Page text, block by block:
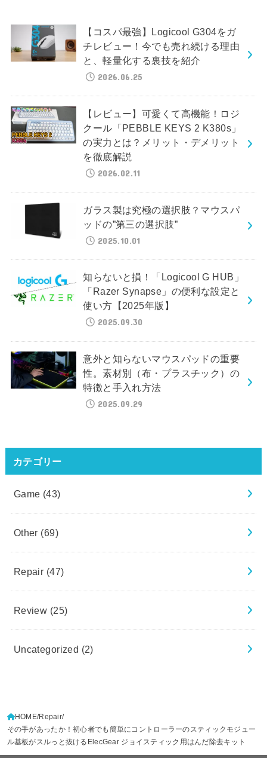
【コスパ最強】Logicool G304をガ
チレビュー！今でも売れ続ける理由
と、軽量化する裏技を紹介
2026.06.25
【レビュー】可愛くて高機能！ロジ
クール「PEBBLE KEYS 2 K380s」
の実力とは？メリット・デメリット
を徹底解説
2026.02.11
ガラス製は究極の選択肢？マウスパ
ッドの”第三の選択肢”
2025.10.01
知らないと損！「Logicool G HUB」
「Razer Synapse」の便利な設定と
使い方【2025年版】
2025.09.30
意外と知らないマウスパッドの重要
性。素材別（布・プラスチック）の
特徴と手入れ方法
2025.09.29
カテゴリー
Game (43)
Other (69)
Repair (47)
Review (25)
Uncategorized (2)
HOME Repair
その手があったか！初心者でも簡単にコントローラーのスティックモジュー
ル基板がスルっと抜けるElecGear ジョイスティック用はんだ除去キット